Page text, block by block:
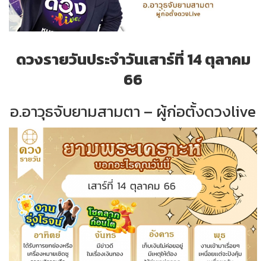
ดวงรายวันประจำวันเสาร์ที่ 14 ตุลาคม
66
อ.อาวุธจับยามสามตา – ผู้ก่อตั้งดวงlive